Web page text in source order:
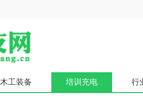
木工装备 培训充电 行